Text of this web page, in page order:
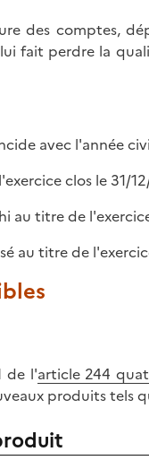
des comptes,
fait perdre la
avec l'année
clos le 31/
au titre de
au titre de
de l'article 244
produits tels